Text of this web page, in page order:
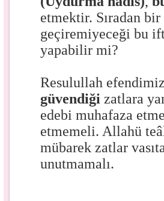
etmektir. Sıradan
geçiremiyeceği bu
yapabilir mi?
Resulullah
güvendiği zatlara
edebi muhafaza
etmemeli. Allahü
mübarek zatlar
unutmamalı.